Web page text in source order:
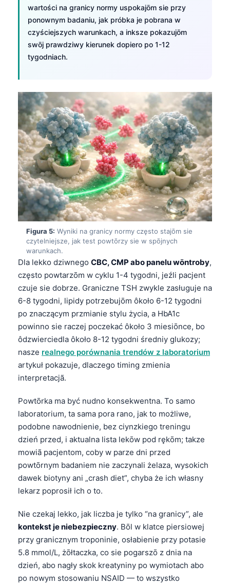
wartości na granicy normy uspokajōm sie przy
ponownym badaniu, jak próbka je pobrana w
czyściejszych warunkach, a inksze pokazujōm
swōj prawdziwy kierunek dopiero po 1-12
tygodniach.
Figura 5: Wyniki na granicy normy często stajōm sie
czytelniejsze, jak test powtōrzy sie w spōjnych
warunkach.
Dla lekko dziwnego CBC, CMP abo panelu wōntroby,
często powtarzōm w cyklu 1-4 tygodni, jeźli pacjent
czuje sie dobrze. Graniczne TSH zwykle zasługuje na
6-8 tygodni, lipidy potrzebujōm ôkoło 6-12 tygodni
po znaczącym przmianie stylu życia, a HbA1c
powinno sie raczej poczekać ôkoło 3 miesiōnce, bo
ôdzwierciedla ôkoło 8-12 tygodni średniy glukozy;
nasze realnego porównania trendów z laboratorium
artykuł pokazuje, dlaczego timing zmienia
interpretacjã.
Powtōrka ma być nudno konsekwentna. To samo
laboratorium, ta sama pora rano, jak to możliwe,
podobne nawodnienie, bez ciynzkiego treningu
dzień przed, i aktualna lista lekōw pod rękōm; takze
mowiã pacjentom, coby w parze dni przed
powtōrnym badaniem nie zaczynali żelaza, wysokich
dawek biotyny ani „crash diet”, chyba że ich własny
lekarz poprosił ich o to.
Nie czekaj lekko, jak liczba je tylko “na granicy”, ale
kontekst je niebezpieczny. Bōl w klatce piersiowej
przy granicznym troponinie, osłabienie przy potasie
5.8 mmol/L, żōłtaczka, co sie pogarszō z dnia na
dzień, abo nagły skok kreatyniny po wymiotach abo
po nowym stosowaniu NSAID — to wszystko
Suomi
Hrvatski
Slovenčina
پښتو
سنڌي
සිංහල
অসমীয়া
Galego
Latviešu valoda
Македонски јазик
Gàidhlig
Occitan
العربية المغربية
Afrikaans
Монгол
ພາສາລາວ
Basa Jawa
Cebuano
ئۇيغۇرچە
Кыргызча
Татар теле
Беларуская мова
Esperanto
Frysk
Norsk bokmål